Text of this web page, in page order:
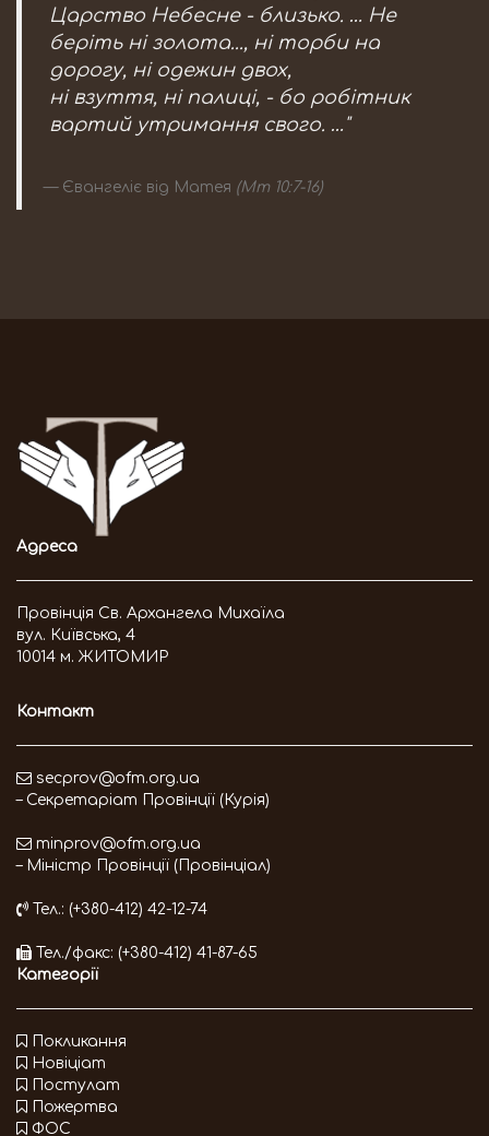
Царство Небесне - близько. … Не
беріть ні золота..., ні торби на
дорогу, ні одежин двох,
ні взуття, ні палиці, - бо робітник
вартий утримання свого. …"
Євангеліє від Матея (Мт 10:7-16)
Адреса
Провінція Св. Архангела Михаїла
вул. Київська, 4
10014 м. ЖИТОМИР
Контакт
secprov@ofm.org.ua
– Секретаріат Провінції (Курія)
minprov@ofm.org.ua
– Міністр Провінції (Провінціал)
Тел.: (+380-412) 42-12-74
Тел./факс: (+380-412) 41-87-65
Категорії
Покликання
Новіціат
Постулат
Пожертва
ФОС